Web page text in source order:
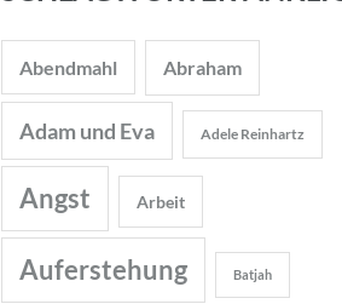
Abendmahl Abraham
Adam und Eva Adele Reinhartz
Angst Arbeit
Auferstehung Batjah